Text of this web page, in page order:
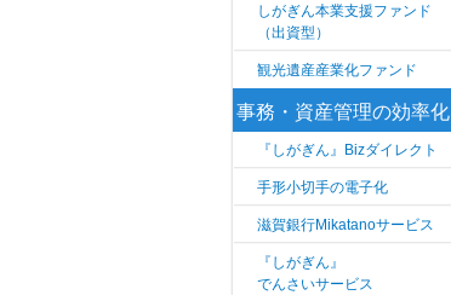
しがぎん本業支援ファンド
（出資型）
観光遺産産業化ファンド
事務・資産管理の効率化
『しがぎん』Bizダイレクト
手形小切手の電子化
滋賀銀行Mikatanoサービス
『しがぎん』
でんさいサービス